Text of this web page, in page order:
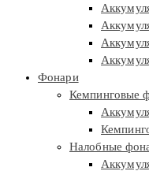
Фонари
Кемпинговые
Налобные